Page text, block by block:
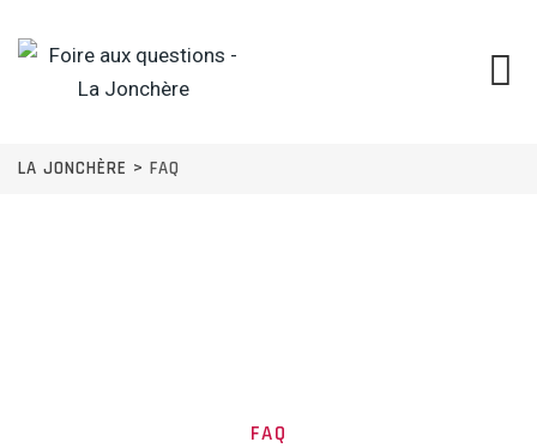
LA JONCHÈRE > FAQ
FAQ